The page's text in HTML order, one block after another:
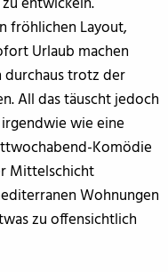
fröhlichen Layout,
Urlaub machen
durchaus trotz der
All das täuscht jedoch
wie eine
Komödie
Mittelschicht
Wohnungen
zu offensichtlich